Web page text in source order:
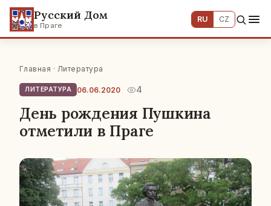
Русский Дом
в Праге
RU CZ
Главная · Литература
ЛИТЕРАТУРА 06.06.2020 4
День рождения Пушкина
отметили в Праге